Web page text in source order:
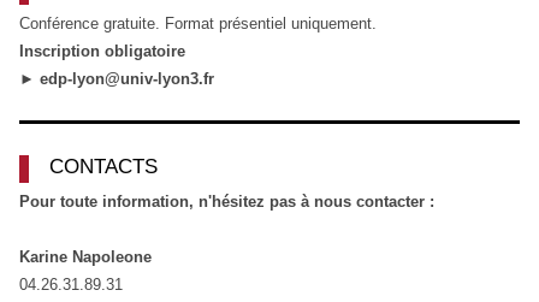
Conférence gratuite. Format présentiel uniquement.
Inscription obligatoire
► edp-lyon@univ-lyon3.fr
CONTACTS
Pour toute information, n'hésitez pas à nous contacter :
Karine Napoleone
04.26.31.89.31